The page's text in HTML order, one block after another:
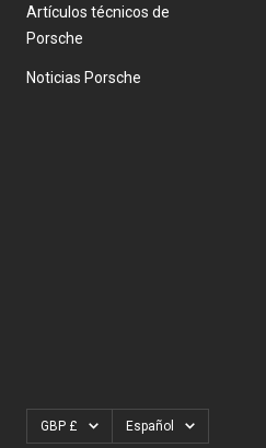
Artículos técnicos de
Porsche
Noticias Porsche
Moneda
GBP £ Idioma
Español